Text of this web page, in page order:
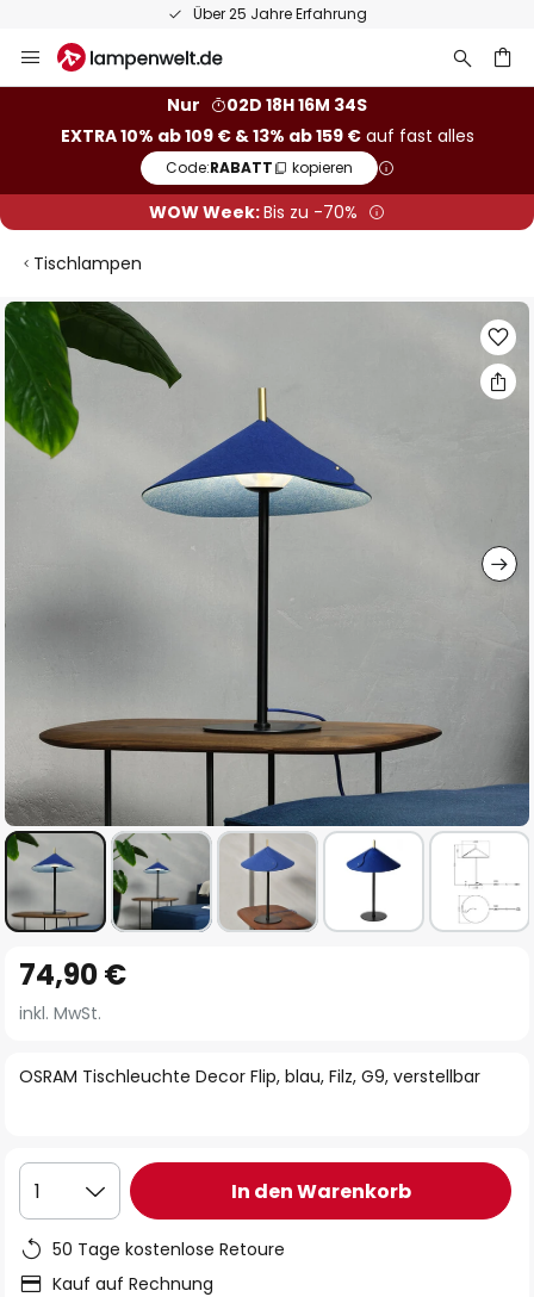
Über 25 Jahre Erfahrung
Inhalt
Nur
02D 18H 16M 34S
EXTRA 10% ab 109 € & 13% ab 159 €auf fast alles
Code:RABATT kopieren
WOW Week:Bis zu -70%
Tischlampen
Zum
Ende
der
Bildgalerie
springen
Anfang
der
springen
OSRAM Tischleuchte Decor Flip, blau, Filz, G9, verstellbar
74,90 €
inkl. MwSt.
1 In den Warenkorb
50 Tage kostenlose Retoure
Kauf auf Rechnung